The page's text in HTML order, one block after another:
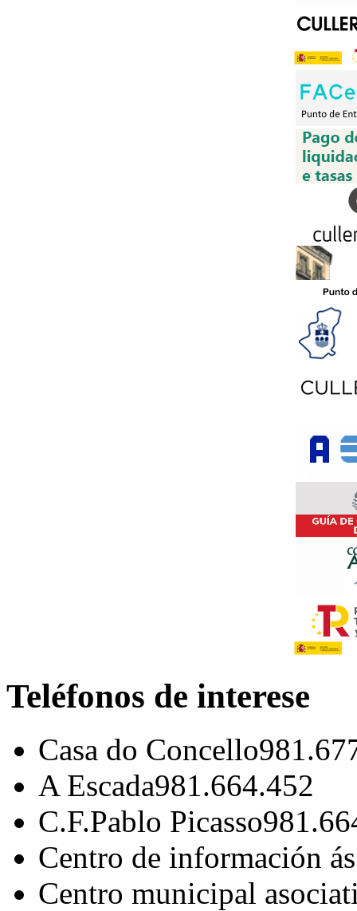
Teléfonos de interese
Casa do Concello
A Escada981.664.452
C.F.Pablo Picasso
Centro de información
Centro municipal